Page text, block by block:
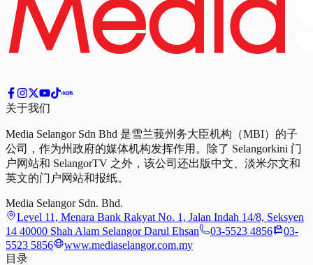
关于我们
Media Selangor Sdn Bhd 是雪兰莪州务大臣机构（MBI）的子
公司，作为州政府的媒体机构发挥作用。除了 Selangorkini 门
户网站和 SelangorTV 之外，该公司还出版中文、淡米尔文和
英文的门户网站和报纸。
Media Selangor Sdn. Bhd.
Level 11, Menara Bank Rakyat No. 1, Jalan Indah 14/8, Seksyen
14 40000 Shah Alam Selangor Darul Ehsan
03-5523 4856
03-
5523 5856
www.mediaselangor.com.my
目录